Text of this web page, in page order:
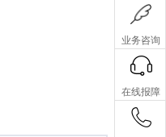
业务咨询
在线报障